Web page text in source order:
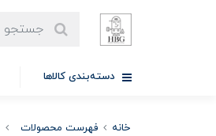
دسته‌بندی کالاها
خانه فهرست محصولات